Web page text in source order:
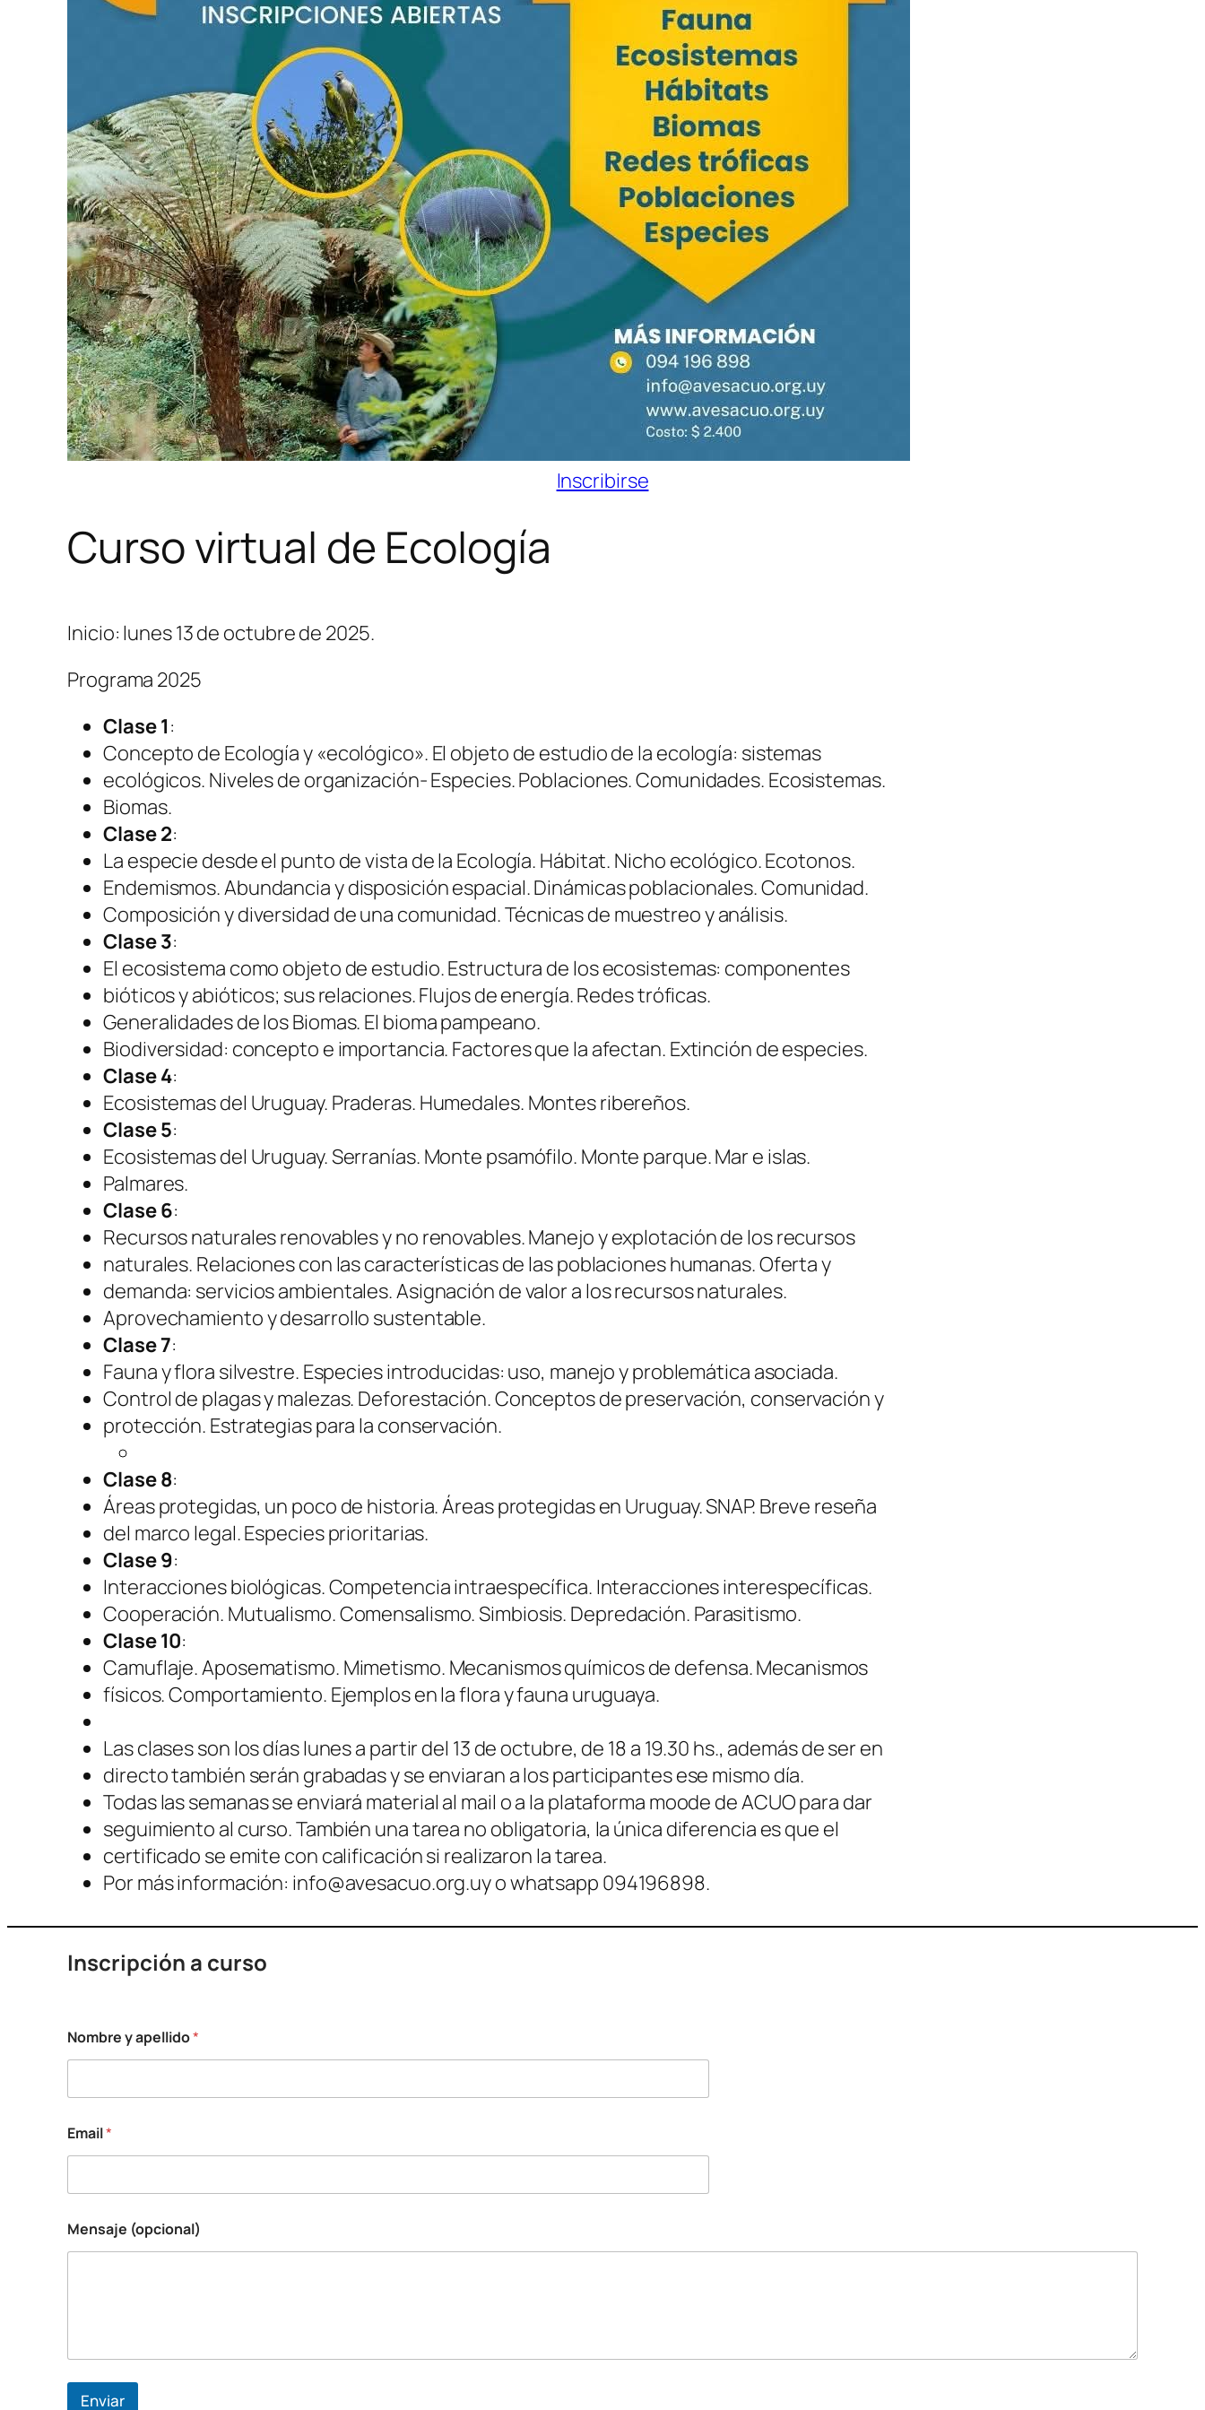
Inscribirse
Curso virtual de Ecología
Inicio: lunes 13 de octubre de 2025.
Programa 2025
Clase 1:
Concepto de Ecología y «ecológico». El objeto de estudio de la ecología: sistemas
ecológicos. Niveles de organización- Especies. Poblaciones. Comunidades. Ecosistemas.
Biomas.
Clase 2:
La especie desde el punto de vista de la Ecología. Hábitat. Nicho ecológico. Ecotonos.
Endemismos. Abundancia y disposición espacial. Dinámicas poblacionales. Comunidad.
Composición y diversidad de una comunidad. Técnicas de muestreo y análisis.
Clase 3:
El ecosistema como objeto de estudio. Estructura de los ecosistemas: componentes
bióticos y abióticos; sus relaciones. Flujos de energía. Redes tróficas.
Generalidades de los Biomas. El bioma pampeano.
Biodiversidad: concepto e importancia. Factores que la afectan. Extinción de especies.
Clase 4:
Ecosistemas del Uruguay. Praderas. Humedales. Montes ribereños.
Clase 5:
Ecosistemas del Uruguay. Serranías. Monte psamófilo. Monte parque. Mar e islas.
Palmares.
Clase 6:
Recursos naturales renovables y no renovables. Manejo y explotación de los recursos
naturales. Relaciones con las características de las poblaciones humanas. Oferta y
demanda: servicios ambientales. Asignación de valor a los recursos naturales.
Aprovechamiento y desarrollo sustentable.
Clase 7:
Fauna y flora silvestre. Especies introducidas: uso, manejo y problemática asociada.
Control de plagas y malezas. Deforestación. Conceptos de preservación, conservación y
protección. Estrategias para la conservación.
Clase 8:
Áreas protegidas, un poco de historia. Áreas protegidas en Uruguay. SNAP. Breve reseña
del marco legal. Especies prioritarias.
Clase 9:
Interacciones biológicas. Competencia intraespecífica. Interacciones interespecíficas.
Cooperación. Mutualismo. Comensalismo. Simbiosis. Depredación. Parasitismo.
Clase 10:
Camuflaje. Aposematismo. Mimetismo. Mecanismos químicos de defensa. Mecanismos
físicos. Comportamiento. Ejemplos en la flora y fauna uruguaya.
Las clases son los días lunes a partir del 13 de octubre, de 18 a 19.30 hs., además de ser en
directo también serán grabadas y se enviaran a los participantes ese mismo día.
Todas las semanas se enviará material al mail o a la plataforma moode de ACUO para dar
seguimiento al curso. También una tarea no obligatoria, la única diferencia es que el
certificado se emite con calificación si realizaron la tarea.
Por más información: info@avesacuo.org.uy o whatsapp 094196898.
Inscripción a curso
p
e
l
d
o
E
a
l
Nombre y apellido*
Email*
Mensaje (opcional)
Enviar